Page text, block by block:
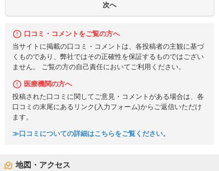
口コミ・コメントをご覧の方へ
当サイトに掲載の口コミ・コメントは、各投稿者の主観に基づ
くものであり、弊社ではその正確性を保証するものではござい
ません。 ご覧の方の自己責任においてご利用ください。
医療機関の方へ
投稿された口コミに関してご意見・コメントがある場合は、各
口コミの末尾にあるリンク(入力フォーム)からご返信いただけ
ます。
≫口コミについての詳細はこちらをご覧ください。
地図・アクセス